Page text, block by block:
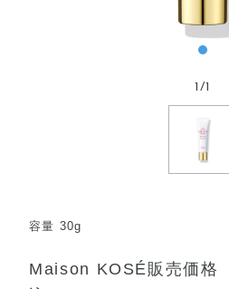
1 /1
容量 30g
Maison KOSÉ販売価格